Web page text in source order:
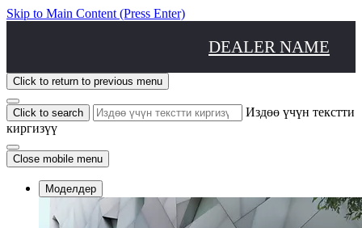
Skip to Main Content (Press Enter)
DEALER NAME
Click to return to previous menu
Click to search
Издөө үчүн текстти
киргизүү
Close mobile menu
Моделдер